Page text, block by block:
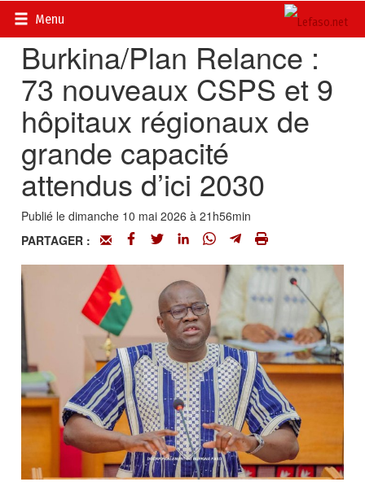
Menu
Accueil>
Burkina/Plan Relance :
73 nouveaux CSPS et 9
hôpitaux régionaux de
grande capacité
attendus d’ici 2030
Publié le dimanche 10 mai 2026 à 21h56min
PARTAGER :